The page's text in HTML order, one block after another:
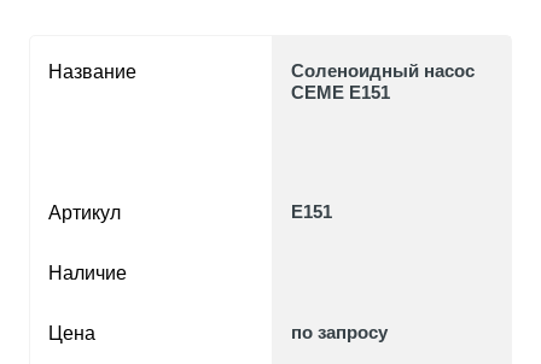
Название
Артикул
Наличие
Цена
Cоленоидный насос
CEME E151
E151
по запросу